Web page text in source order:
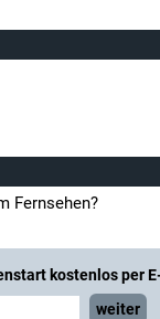
Fernsehen?
kostenlos per
weiter